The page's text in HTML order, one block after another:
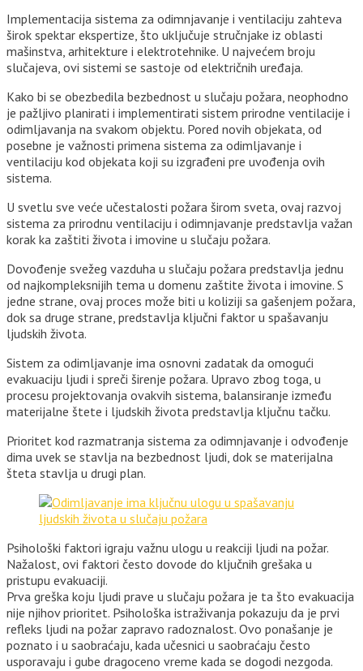
Implementacija sistema za odimnjavanje i ventilaciju zahteva
širok spektar ekspertize, što uključuje stručnjake iz oblasti
mašinstva, arhitekture i elektrotehnike. U najvećem broju
slučajeva, ovi sistemi se sastoje od električnih uređaja.
Kako bi se obezbedila bezbednost u slučaju požara, neophodno
je pažljivo planirati i implementirati sistem prirodne ventilacije i
odimljavanja na svakom objektu. Pored novih objekata, od
posebne je važnosti primena sistema za odimljavanje i
ventilaciju kod objekata koji su izgrađeni pre uvođenja ovih
sistema.
U svetlu sve veće učestalosti požara širom sveta, ovaj razvoj
sistema za prirodnu ventilaciju i odimnjavanje predstavlja važan
korak ka zaštiti života i imovine u slučaju požara.
Dovođenje svežeg vazduha u slučaju požara predstavlja jednu
od najkompleksnijih tema u domenu zaštite života i imovine. S
jedne strane, ovaj proces može biti u koliziji sa gašenjem požara,
dok sa druge strane, predstavlja ključni faktor u spašavanju
ljudskih života.
Sistem za odimljavanje ima osnovni zadatak da omogući
evakuaciju ljudi i spreči širenje požara. Upravo zbog toga, u
procesu projektovanja ovakvih sistema, balansiranje između
materijalne štete i ljudskih života predstavlja ključnu tačku.
Prioritet kod razmatranja sistema za odimnjavanje i odvođenje
dima uvek se stavlja na bezbednost ljudi, dok se materijalna
šteta stavlja u drugi plan.
Psihološki faktori igraju važnu ulogu u reakciji ljudi na požar.
Nažalost, ovi faktori često dovode do ključnih grešaka u
pristupu evakuaciji.
Prva greška koju ljudi prave u slučaju požara je ta što evakuacija
nije njihov prioritet. Psihološka istraživanja pokazuju da je prvi
refleks ljudi na požar zapravo radoznalost. Ovo ponašanje je
poznato i u saobraćaju, kada učesnici u saobraćaju često
usporavaju i gube dragoceno vreme kada se dogodi nezgoda.